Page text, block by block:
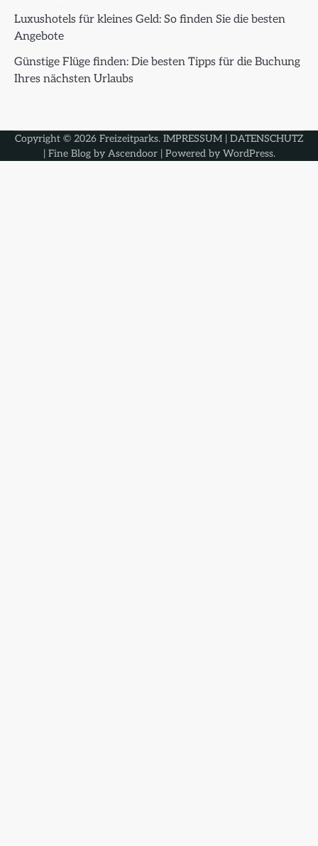
Luxushotels für kleines Geld: So finden Sie die besten
Angebote
Günstige Flüge finden: Die besten Tipps für die Buchung
Ihres nächsten Urlaubs
Copyright © 2026 Freizeitparks. IMPRESSUM| DATENSCHUTZ
| Fine Blog by Ascendoor| Powered by WordPress.